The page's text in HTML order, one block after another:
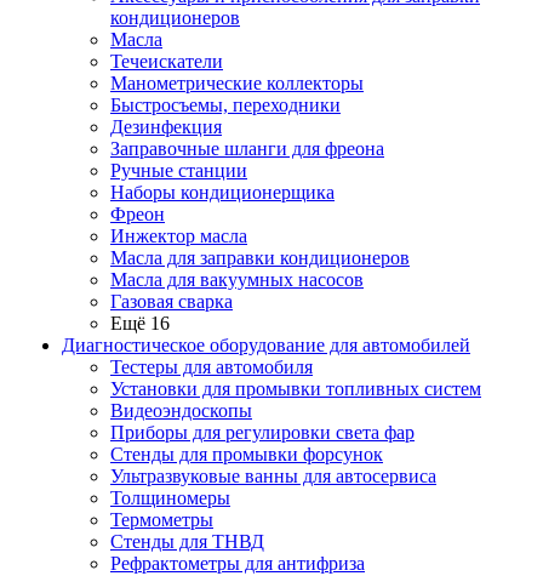
кондиционеров
Масла
Течеискатели
Манометрические коллекторы
Быстросъемы, переходники
Дезинфекция
Заправочные шланги для фреона
Ручные станции
Наборы кондиционерщика
Фреон
Инжектор масла
Масла для заправки кондиционеров
Масла для вакуумных насосов
Газовая сварка
Ещё 16
Диагностическое оборудование для автомобилей
Тестеры для автомобиля
Установки для промывки топливных систем
Видеоэндоскопы
Приборы для регулировки света фар
Стенды для промывки форсунок
Ультразвуковые ванны для автосервиса
Толщиномеры
Термометры
Стенды для ТНВД
Рефрактометры для антифриза